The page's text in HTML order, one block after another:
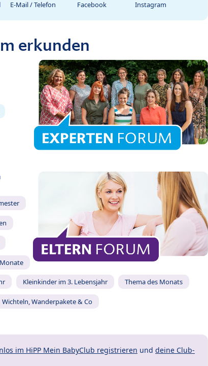
E-Mail / Telefon Facebook Instagram
erkunden
Kleinkinder im 3. Lebensjahr Thema des Monats
Wichteln, Wanderpakete & Co
im HiPP Mein BabyClub registrieren und deine Club-